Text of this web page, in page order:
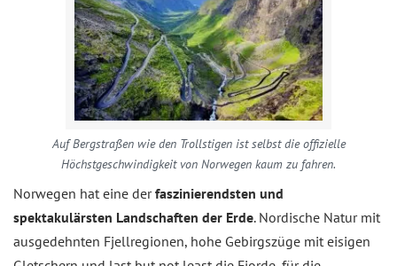
Auf Bergstraßen wie den Trollstigen ist selbst die offizielle
Höchstgeschwindigkeit von Norwegen kaum zu fahren.
Norwegen hat eine derfaszinierendsten und
spektakulärsten Landschaften der Erde. Nordische Natur mit
ausgedehnten Fjellregionen, hohe Gebirgszüge mit eisigen